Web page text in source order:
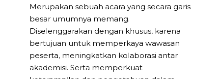
Merupakan sebuah acara yang secara garis
besar umumnya memang.
Diselenggarakan dengan khusus, karena
bertujuan untuk memperkaya wawasan
peserta, meningkatkan kolaborasi antar
akademisi. Serta memperkuat